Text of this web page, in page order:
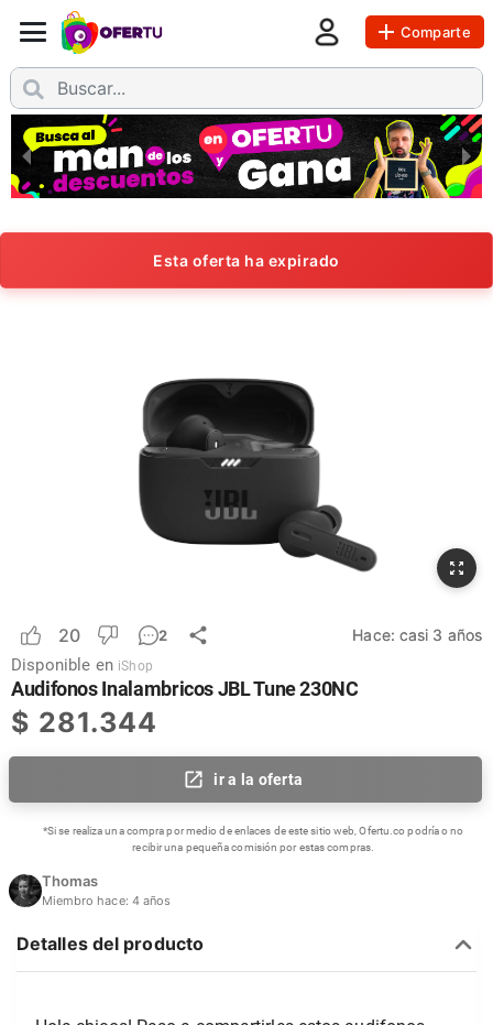
Comparte
Esta oferta ha expirado
20 2 Hace: casi 3 años
Disponible en iShop
Audifonos Inalambricos JBL Tune 230NC
$ 281.344
ir a la oferta
*Si se realiza una compra por medio de enlaces de este sitio web, Ofertu.co podría o no
recibir una pequeña comisión por estas compras.
Thomas
Miembro hace: 4 años
Detalles del producto